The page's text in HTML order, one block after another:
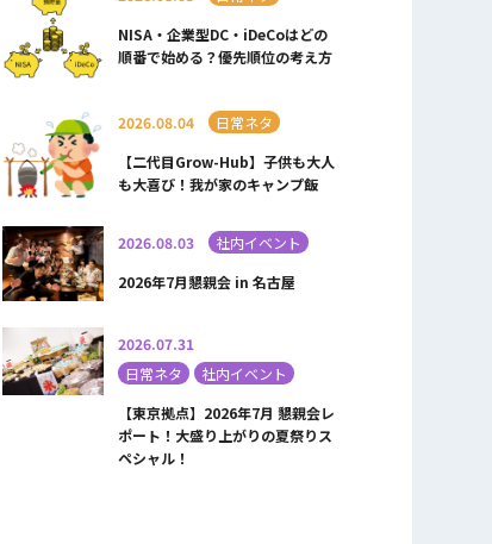
NISA・企業型DC・iDeCoはどの
順番で始める？優先順位の考え方
2026.08.04
日常ネタ
【二代目Grow-Hub】子供も大人
も大喜び！我が家のキャンプ飯
2026.08.03
社内イベント
2026年7月懇親会 in 名古屋
2026.07.31
日常ネタ
社内イベント
【東京拠点】2026年7月 懇親会レ
ポート！大盛り上がりの夏祭りス
ペシャル！